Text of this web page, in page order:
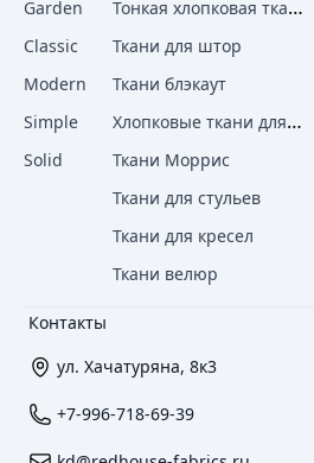
Контакты
ул. Хачатуряна, 8к3
+7-996-718-69-39
Garden
Classic
Modern
Simple
Solid
Тонкая хлопковая ткань
Ткани для штор
Ткани блэкаут
Хлопковые ткани для штор
Ткани Моррис
Ткани для стульев
Ткани для кресел
Ткани велюр